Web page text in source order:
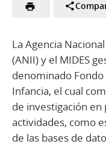
La Agencia
(ANII) y el MIDES
denominado
Infancia, el cual
de investigación
actividades, como
de las bases de